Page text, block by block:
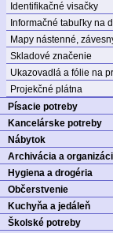
Identifikačné visačky
Informačné tabuľky na
Mapy nástenné,
Skladové značenie
Ukazovadlá a fólie na
Projekčné plátna
Písacie potreby
Kancelárske potreby
Nábytok
Archivácia a
Hygiena a drogéria
Občerstvenie
Kuchyňa a jedáleň
Školské potreby